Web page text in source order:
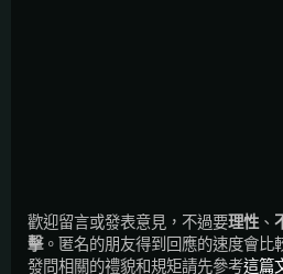
歡迎留言或發表意見，不過要理性、
擊。匿名的朋友得到回應的速度會比
發問相關的禮貌和規矩請先參考這篇